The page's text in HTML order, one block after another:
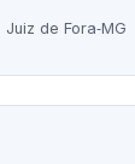
de Fora‑MG